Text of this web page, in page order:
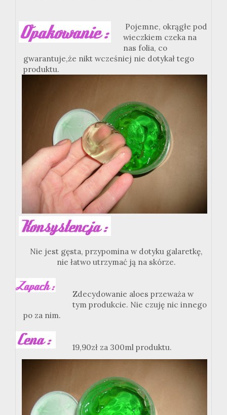
Pojemne, okrągłe pod
wieczkiem czeka na
nas folia, co
gwarantuje,że nikt wcześniej nie dotykał tego
produktu.
Nie jest gęsta, przypomina w dotyku galaretkę,
nie łatwo utrzymać ją na skórze.
Zdecydowanie aloes przeważa w
tym produkcie. Nie czuję nic innego
po za nim.
19,90zł za 300ml produktu.